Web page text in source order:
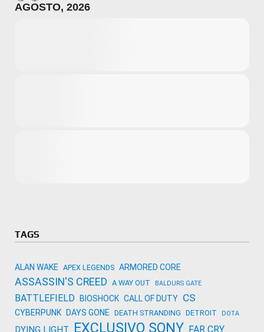
AGOSTO, 2026
TAGS
ALAN WAKE APEX LEGENDS ARMORED CORE
ASSASSIN'S CREED A WAY OUT BALDURS GATE
BATTLEFIELD BIOSHOCK CALL OF DUTY CS
CYBERPUNK DAYS GONE DEATH STRANDING DETROIT DOTA
DYING LIGHT EXCLUSIVO SONY FAR CRY